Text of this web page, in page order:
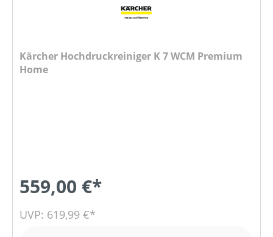
Kärcher Hochdruckreiniger K 7 WCM Premium
Home
559,00 €*
UVP: 619,99 €*